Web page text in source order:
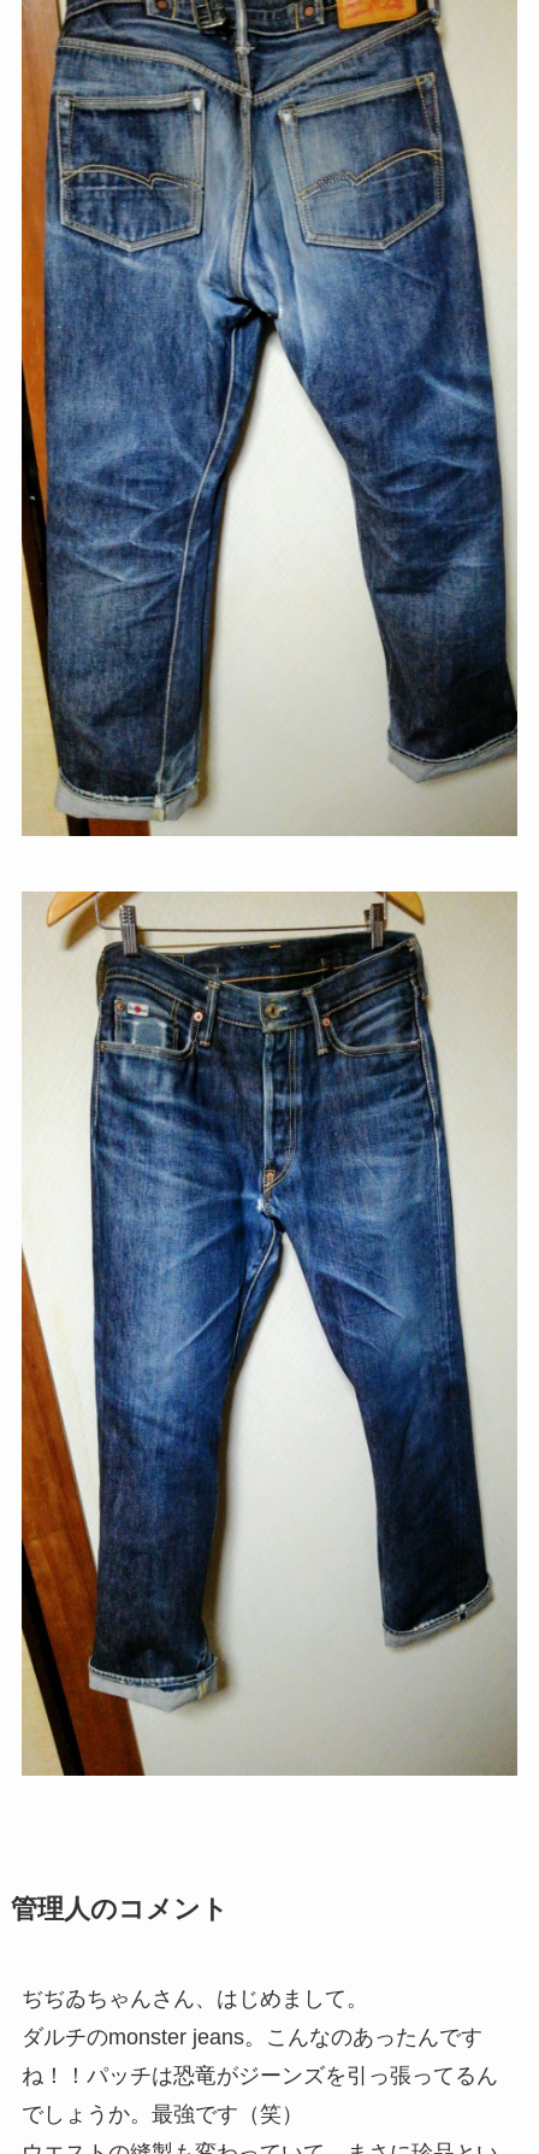
管理人のコメント
ぢぢゐちゃんさん、はじめまして。
ダルチのmonster jeans。こんなのあったんです
ね！！パッチは恐竜がジーンズを引っ張ってるん
でしょうか。最強です（笑）